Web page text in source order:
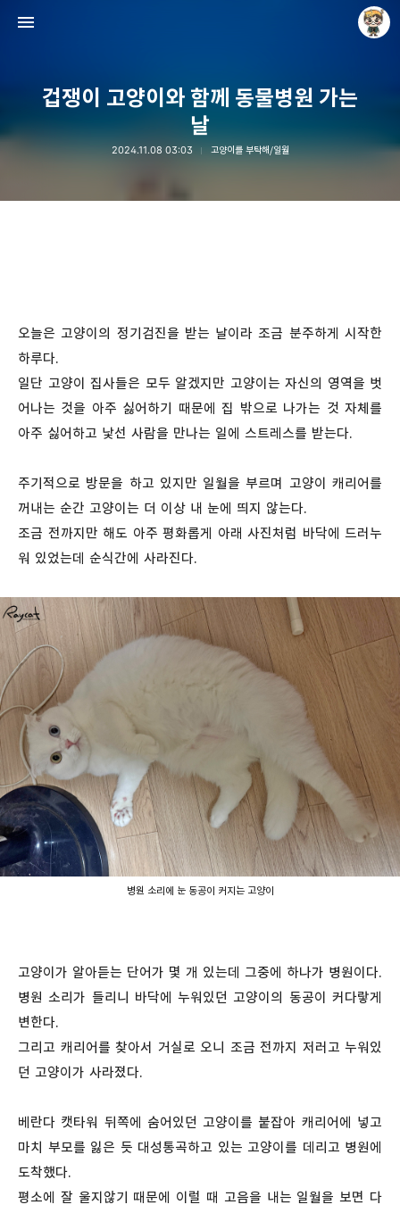
겁쟁이 고양이와 함께 동물병원 가는
날
2024.11.08 03:03 고양이를 부탁해/일월
오늘은 고양이의 정기검진을 받는 날이라 조금 분주하게 시작한
하루다.
일단 고양이 집사들은 모두 알겠지만 고양이는 자신의 영역을 벗
어나는 것을 아주 싫어하기 때문에 집 밖으로 나가는 것 자체를
아주 싫어하고 낯선 사람을 만나는 일에 스트레스를 받는다.
주기적으로 방문을 하고 있지만 일월을 부르며 고양이 캐리어를
꺼내는 순간 고양이는 더 이상 내 눈에 띄지 않는다.
조금 전까지만 해도 아주 평화롭게 아래 사진처럼 바닥에 드러누
워 있었는데 순식간에 사라진다.
병원 소리에 눈 동공이 커지는 고양이
고양이가 알아듣는 단어가 몇 개 있는데 그중에 하나가 병원이다.
병원 소리가 들리니 바닥에 누워있던 고양이의 동공이 커다랗게
변한다.
그리고 캐리어를 찾아서 거실로 오니 조금 전까지 저러고 누워있
던 고양이가 사라졌다.
베란다 캣타워 뒤쪽에 숨어있던 고양이를 붙잡아 캐리어에 넣고
마치 부모를 잃은 듯 대성통곡하고 있는 고양이를 데리고 병원에
도착했다.
평소에 잘 울지않기 때문에 이럴 때 고음을 내는 일월을 보면 다
Raycat : Photo and Story